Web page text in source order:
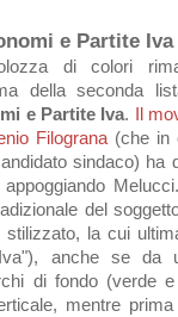
e Partite Iva
di colori
della seconda
e Partite Iva.
Il
Filograna(che in
sindaco) ha
appoggiando
del
stilizzato, la cui
anche se da
di fondo (verde
mentre